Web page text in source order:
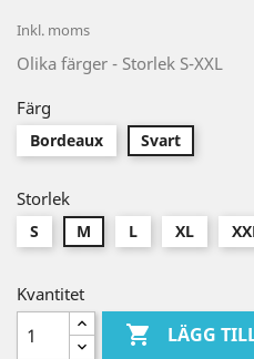
Inkl. moms
Olika färger - Storlek S-XXL
Färg
Bordeaux Svart
Storlek
S M L XL
Kvantitet
 LÄGG